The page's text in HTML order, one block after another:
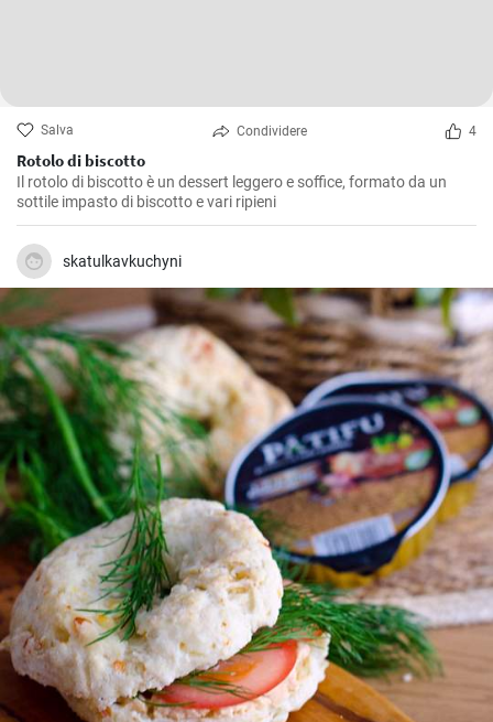
Salva Condividere 4
Rotolo di biscotto
Il rotolo di biscotto è un dessert leggero e soffice, formato da un
sottile impasto di biscotto e vari ripieni
skatulkavkuchyni